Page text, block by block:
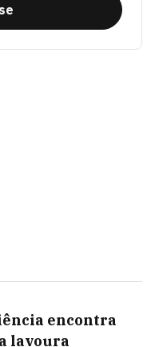
encontra
lavoura